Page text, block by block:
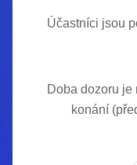
Účastníci jsou
Doba dozoru je
konání